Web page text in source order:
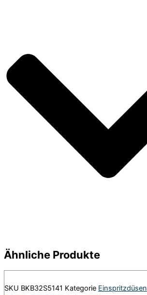
Ähnliche Produkte
SKU BKB32S5141 Kategorie Einspritzdüsen